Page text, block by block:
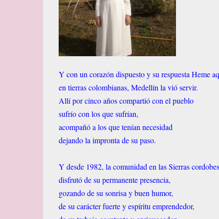
Y con un corazón dispuesto y su respuesta Heme
en tierras colombianas, Medellín la vió servir.
Allí por cinco años compartió con el pueblo
sufrío con los que sufrían,
acompañó a los que tenían necesidad
dejando la impronta de su paso.
Y desde 1982, la comunidad en las Sierras
disfrutó de su permanente presencia,
gozando de su sonrisa y buen humor,
de su carácter fuerte y espíritu emprendedor,